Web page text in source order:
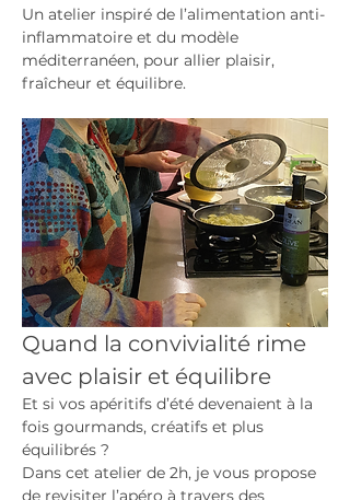
Un atelier inspiré de l’alimentation anti-
inflammatoire et du modèle
méditerranéen, pour allier plaisir,
fraîcheur et équilibre.
Quand la convivialité rime
avec plaisir et équilibre
Et si vos apéritifs d’été devenaient à la
fois gourmands, créatifs et plus
équilibrés ?
Dans cet atelier de 2h, je vous propose
de revisiter l’apéro à travers des